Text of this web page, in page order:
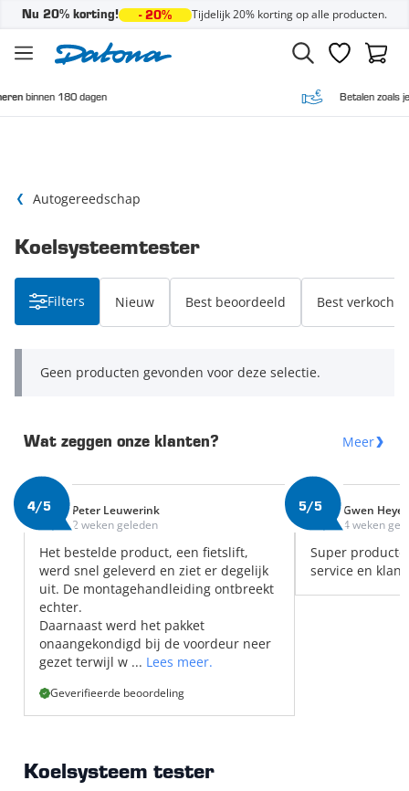
Nu 20% korting! - 20% Tijdelijk 20% korting op alle producten.
Verlanglijst
dagen Betalen zoals je wilt,
Autogereedschap
Koelsysteemtester
Filters Nieuw Best beoordeeld Best verkocht
Geen producten gevonden voor deze selectie.
Wat zeggen onze klanten? Meer
4/5
Peter Leuwerink
2 weken geleden
Het bestelde product, een fietslift,
werd snel geleverd en ziet er degelijk
uit. De montagehandleiding ontbreekt
echter.
Daarnaast werd het pakket
onaangekondigd bij de voordeur neer
gezet terwijl w ... Lees meer.
Geverifieerde beoordeling
5/5
Gwen Heye
4 weken
Super
service en
Koelsysteem tester